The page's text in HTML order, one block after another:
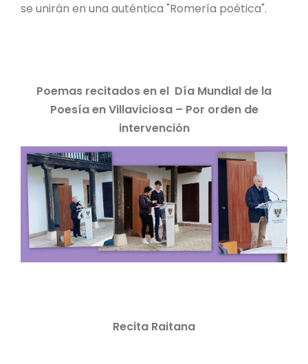
se unirán en una auténtica "Romería poética".
Poemas recitados en el Día Mundial de la
Poesía en Villaviciosa – Por orden de
intervención
Recita Raitana